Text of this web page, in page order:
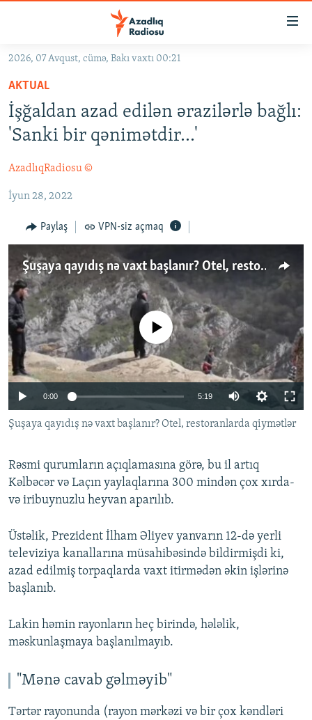
Əsas
qayıt
Əsas
naviqasiyaya
qayıt
Axtarışa
#İZAHLA
KORRUPSIOMETR
FƏRQƏ BAX
QANUNI DOĞRU
ARAŞDIRMA
MULTIMEDIA
VIDEO
FOTOQALEREYA
İNFOQRAFIKA
KARIKATURA
RADIO ARXIV
OXU ZALI
AZƏRBAYCAN ƏDƏBIYYATI KITABXANASI
İSLAM VƏ DEMOKRATIYA
İZ - MƏDƏNIYYƏT PROQRAMI
HAQQIMIZDA
MISSIYAMIZ
PEŞƏ ETIKASI VƏ JURNALISTIKA STANDARTLARIMIZ
MATERIALLARIMIZDAN ISTIFADƏ
AZADLIQRADIOSU MOBIL TELEFONUNUZDA
BIZIMLƏ ƏLAQƏ
BIZI IZLƏ
RFE/RL-in bütün saytları
2026, 07 Avqust, cümə, Bakı vaxtı 00:21
AKTUAL
İşğaldan azad edilən ərazilərlə bağlı:
'Sanki bir qənimətdir…'
AzadlıqRadiosu ©
İyun 28, 2022
Paylaş VPN-siz açmaq
Şuşaya qayıdış nə vaxt başlanır? Otel, restoranlarda qiymətlər
240p 360p
No media source currently available
0:00 5:19 Auto
240p
720p
1080p
Şuşaya qayıdış nə vaxt başlanır? Otel, restoranlarda qiymətlər
Rəsmi qurumların açıqlamasına görə, bu il artıq
Kəlbəcər və Laçın yaylaqlarına 300 mindən çox xırda-
və iribuynuzlu heyvan aparılıb.
Üstəlik, Prezident İlham Əliyev yanvarın 12-də yerli
televiziya kanallarına müsahibəsində bildirmişdi ki,
azad edilmiş torpaqlarda vaxt itirmədən əkin işlərinə
başlanıb.
Lakin həmin rayonların heç birində, hələlik,
məskunlaşmaya başlanılmayıb.
"Mənə cavab gəlməyib"
Tərtər rayonunda (rayon mərkəzi və bir çox kəndləri